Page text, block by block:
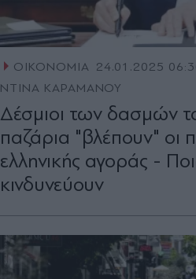
ΟΙΚΟΝΟΜΙΑ
24.01.2025
ΝΤΙΝΑ ΚΑΡΑΜΑΝΟΥ
Δέσµιοι των δασµών
παζάρια "βλέπουν" οι
ελληνικής αγοράς -
κινδυνεύουν